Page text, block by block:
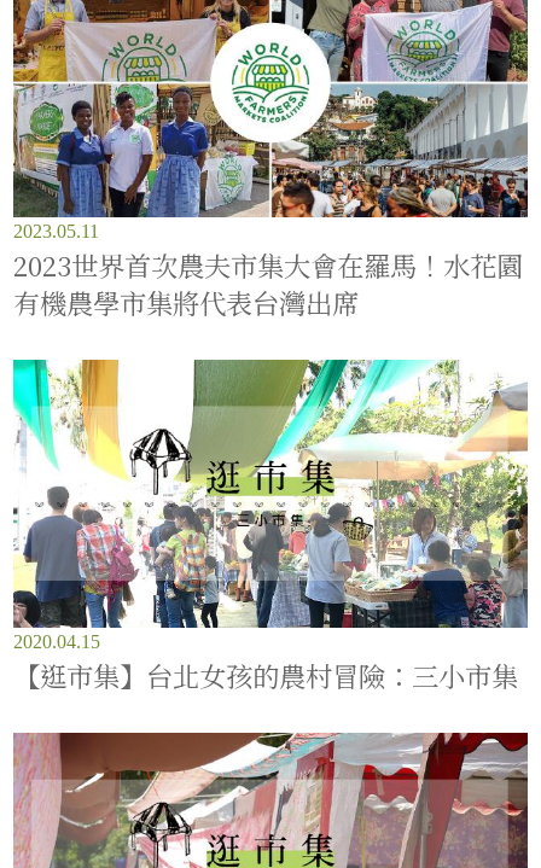
2023.05.11
2023世界首次農夫市集大會在羅馬！水花園
有機農學市集將代表台灣出席
2020.04.15
【逛市集】台北女孩的農村冒險：三小市集